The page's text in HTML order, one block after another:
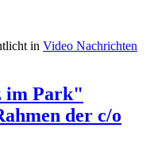
in Video Nachrichten
im Park"
der c/o